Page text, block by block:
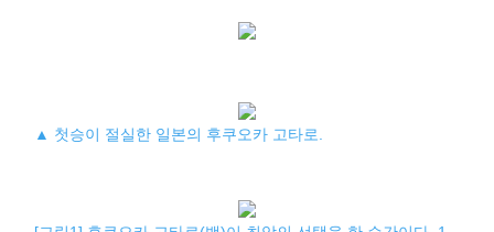
▲ 첫승이 절실한 일본의 후쿠오카 고타로.